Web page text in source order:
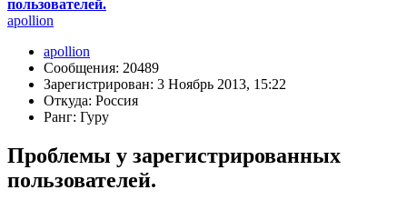
пользователей.
apollion
apollion
Сообщения: 20489
Зарегистрирован: 3 Ноябрь 2013, 15:22
Откуда: Россия
Ранг: Гуру
Проблемы у зарегистрированных
пользователей.